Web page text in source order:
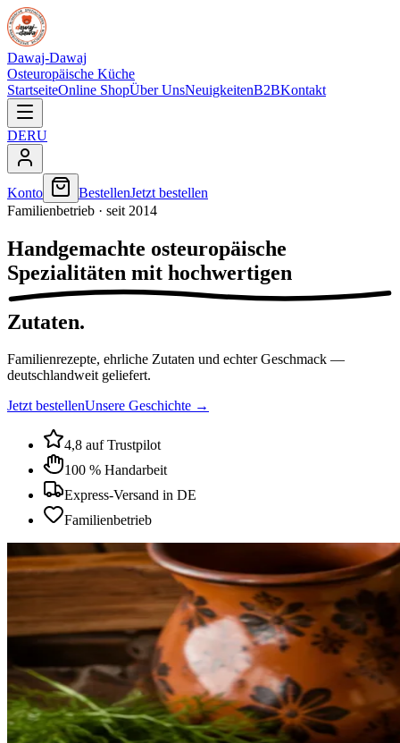
Dawaj-Dawaj
Osteuropäische Küche
StartseiteOnline ShopÜber UnsNeuigkeitenB2BKontakt
DERU
Konto BestellenJetzt bestellen
Familienbetrieb · seit 2014
Handgemachte osteuropäische
Spezialitäten mit hochwertigen
Zutaten.
Familienrezepte, ehrliche Zutaten und echter Geschmack —
deutschlandweit geliefert.
Jetzt bestellenUnsere Geschichte →
4,8 auf Trustpilot
100 % Handarbeit
Express-Versand in DE
Familienbetrieb